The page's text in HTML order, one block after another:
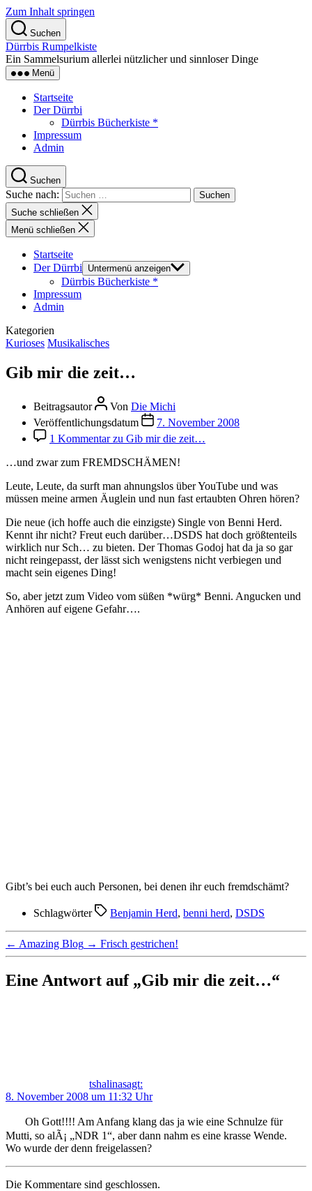
Zum Inhalt springen
Suchen
Dürrbis Rumpelkiste
Ein Sammelsurium allerlei nützlicher und sinnloser Dinge
Menü
Startseite
Der Dürrbi
Dürrbis Bücherkiste *
Impressum
Admin
Suchen
Suche nach:
Suche schließen
Menü schließen
Startseite
Der Dürrbi
Untermenü anzeigen
Dürrbis Bücherkiste *
Impressum
Admin
Kategorien
Kurioses Musikalisches
Gib mir die zeit…
Beitragsautor Von Die Michi
Veröffentlichungsdatum
7. November 2008
1 Kommentarzu Gib mir die zeit…
…und zwar zum FREMDSCHÄMEN!
Leute, Leute, da surft man ahnungslos über YouTube und was
müssen meine armen Äuglein und nun fast ertaubten Ohren hören?
Die neue (ich hoffe auch die einzigste) Single von Benni Herd.
Kennt ihr nicht? Freut euch darüber…DSDS hat doch größtenteils
wirklich nur Sch… zu bieten. Der Thomas Godoj hat da ja so gar
nicht reingepasst, der lässt sich wenigstens nicht verbiegen und
macht sein eigenes Ding!
So, aber jetzt zum Video vom süßen *würg* Benni. Angucken und
Anhören auf eigene Gefahr….
Gibt’s bei euch auch Personen, bei denen ihr euch fremdschämt?
Schlagwörter Benjamin Herd, benni herd, DSDS
← Amazing Blog → Frisch gestrichen!
Eine Antwort auf „Gib mir die zeit…“
tshalinasagt:
8. November 2008 um 11:32 Uhr
Oh Gott!!!! Am Anfang klang das ja wie eine Schnulze für
Mutti, so alÃ¡ „NDR 1“, aber dann nahm es eine krasse Wende.
Wo wurde der denn freigelassen?
Die Kommentare sind geschlossen.